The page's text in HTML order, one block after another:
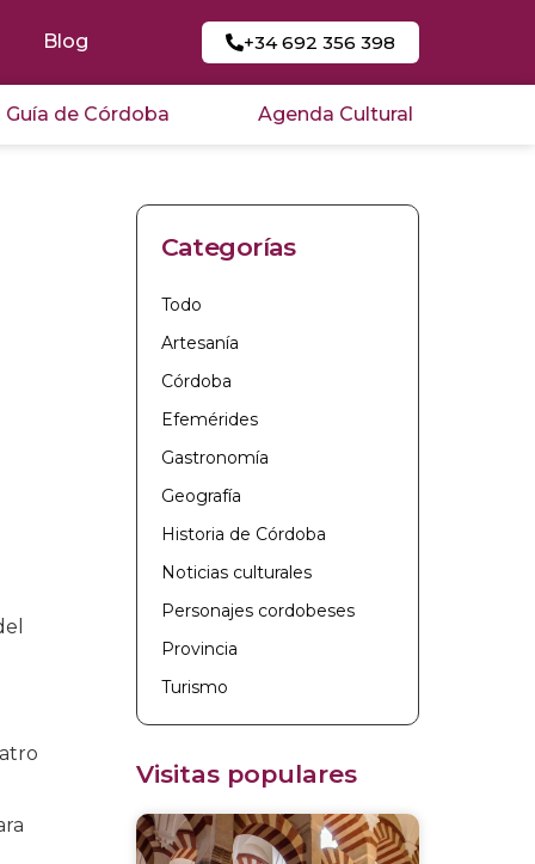
Blog +34 692 356 398
Guía de Córdoba Agenda Cultural
Categorías
Todo
Artesanía
Córdoba
Efemérides
Gastronomía
Geografía
Historia de Córdoba
Noticias culturales
Personajes cordobeses
Provincia
Turismo
Visitas populares